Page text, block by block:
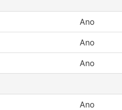
Ano
Ano
Ano
Ano